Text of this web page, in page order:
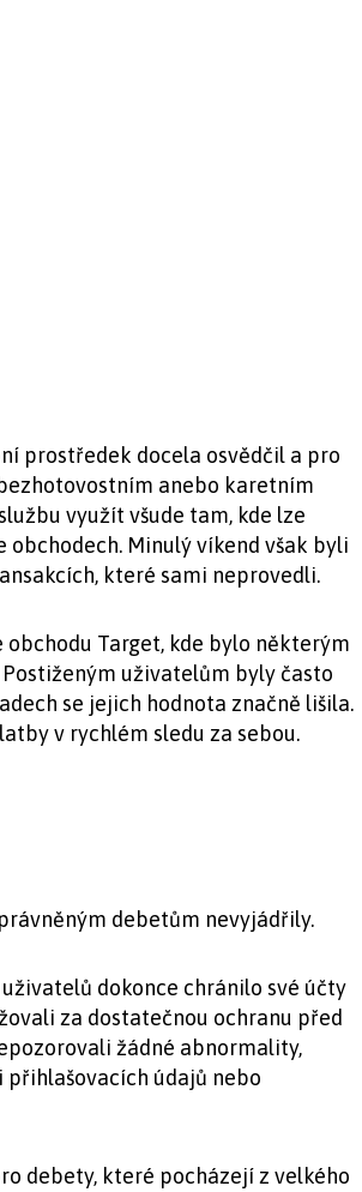
prostředek docela osvědčil a pro
anebo karetním
využít všude tam, kde lze
Minulý víkend však byli
které sami neprovedli.
Target, kde bylo některým
uživatelům byly často
se jejich hodnota značně lišila.
v rychlém sledu za sebou.
debetům nevyjádřily.
dokonce chránilo své účty
za dostatečnou ochranu před
žádné abnormality,
údajů nebo
debety, které pocházejí z velkého